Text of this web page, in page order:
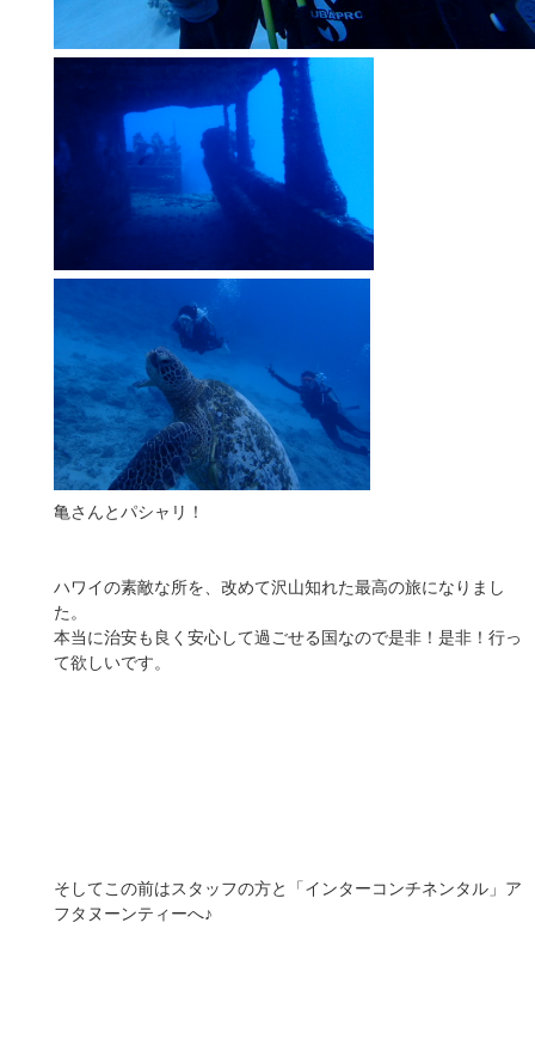
亀さんとパシャリ！
ハワイの素敵な所を、改めて沢山知れた最高の旅になりまし
た。
本当に治安も良く安心して過ごせる国なので是非！是非！行っ
て欲しいです。
そしてこの前はスタッフの方と「インターコンチネンタル」ア
フタヌーンティーへ♪